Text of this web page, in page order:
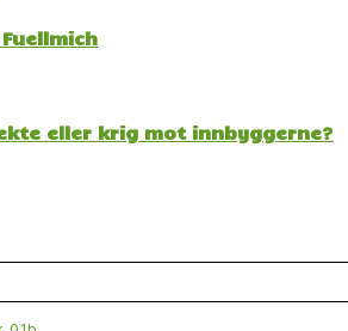
eller krig mot innbyggerne?